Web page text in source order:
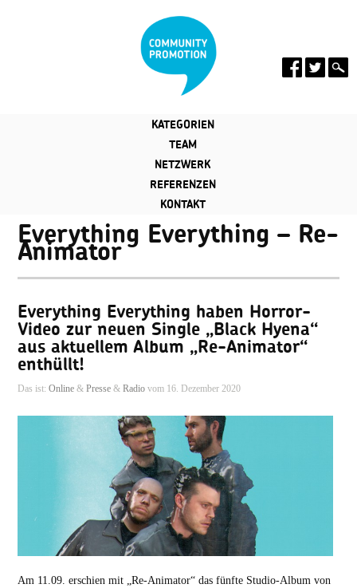
KATEGORIEN
TEAM
NETZWERK
REFERENZEN
KONTAKT
Everything Everything – Re-
Animator
Everything Everything haben Horror-
Video zur neuen Single „Black Hyena“
aus aktuellem Album „Re-Animator“
enthüllt!
Das ist: Online& Presse& Radiovom 16. Dezember 2020
Am 11.09. erschien mit „Re-Animator“ das fünfte Studio-Album von